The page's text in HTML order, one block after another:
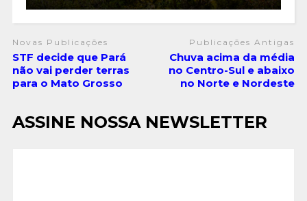
Novas Publicações
STF decide que Pará
não vai perder terras
para o Mato Grosso
Publicações Antigas
Chuva acima da média
no Centro-Sul e abaixo
no Norte e Nordeste
ASSINE NOSSA NEWSLETTER